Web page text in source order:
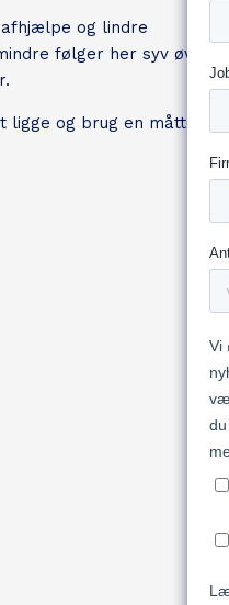
og lindre
følger her syv øvelser,
og brug en måtte, så